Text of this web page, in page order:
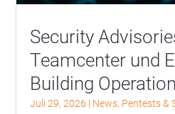
Security
Teamcenter und
Building Operation
Juli 29, 2026 | News, Pentests &